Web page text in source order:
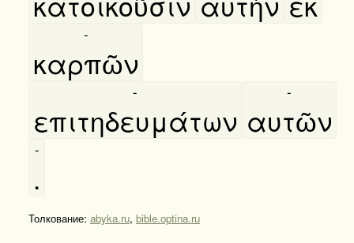
καρπῶν
-
επιτηδευμάτων
-
αυτῶν
-
.
-
Толкование: abyka.ru, bible.optina.ru